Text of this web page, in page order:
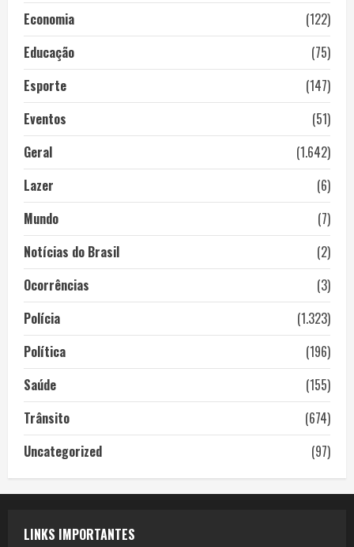
Economia
(122)
Educação
(75)
Esporte
(147)
Eventos
(51)
Geral
(1.642)
Lazer
(6)
Mundo
(7)
Notícias do Brasil
(2)
Ocorrências
(3)
Polícia
(1.323)
Política
(196)
Saúde
(155)
Trânsito
(674)
Uncategorized
(97)
LINKS IMPORTANTES